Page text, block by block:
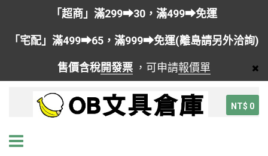
「超商」滿299➡30，滿499➡免運
「宅配」滿499➡65，滿999➡免運(離島請另外洽詢)
售價含稅開發票 ，可申請報價單
NT$ 0